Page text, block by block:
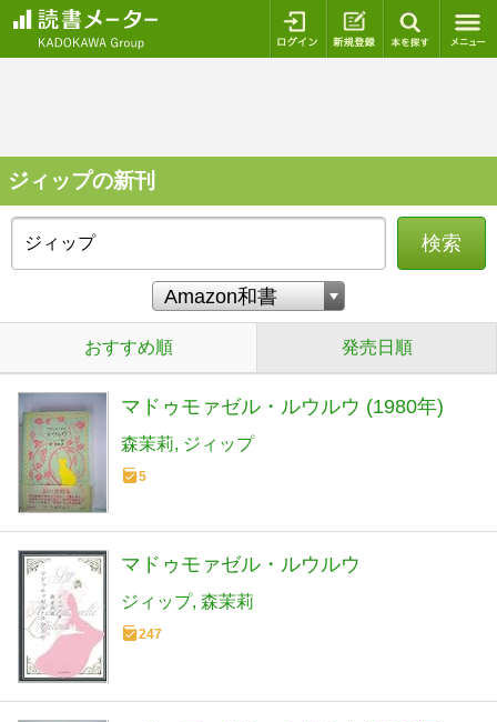
ログイン 新規登録
ジィップの新刊
検索
おすすめ順 発売日順
マドゥモァゼル・ルウルウ (1980年)
森茉莉 ジィップ
5
マドゥモァゼル・ルウルウ
ジィップ 森茉莉
247